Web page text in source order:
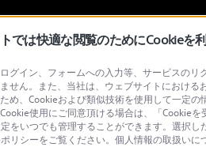
合わせ SRメモリー&メディア
では快適な閲覧のためにCookieを
グイン、フォームへの入力等、サービスの
せん。また、当社は、ウェブサイトにおけ
め、Cookieおよび類似技術を使用して一定
使用にご同意頂ける場合は、「Cookie
をいつでも管理することができます。選択
リシーをご覧ください。個人情報の取扱いに